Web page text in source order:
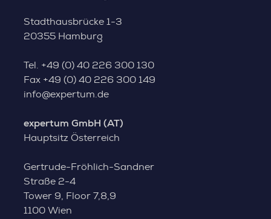
Stadthausbrücke 1-3
20355 Hamburg
Tel. +49 (0) 40 226 300 130
Fax +49 (0) 40 226 300 149
info@expertum.de
expertum GmbH (AT)
Hauptsitz Österreich
Gertrude-Fröhlich-Sandner
Straße 2-4
Tower 9, Floor 7,8,9
1100 Wien